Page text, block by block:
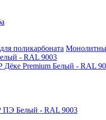
поликарбоната
- RAL 9003
Дёке Premium Белый - RAL
Белый - RAL 9003